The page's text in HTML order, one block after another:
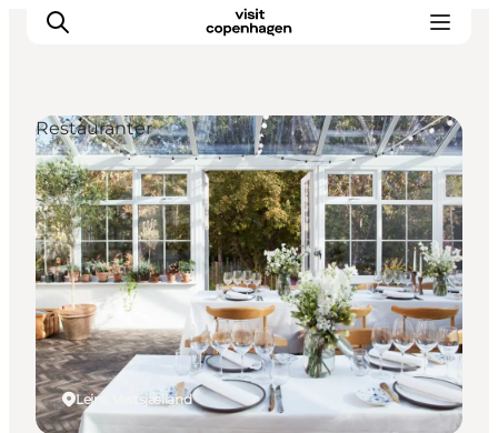
This is Copenhagen
Aktiviteter
Spis & drik
Områder
Planlæg din tur
CopenPay
Copenhagen Card
Lejre, Vestsjælland
Restauranter